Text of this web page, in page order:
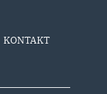
KONTAKT